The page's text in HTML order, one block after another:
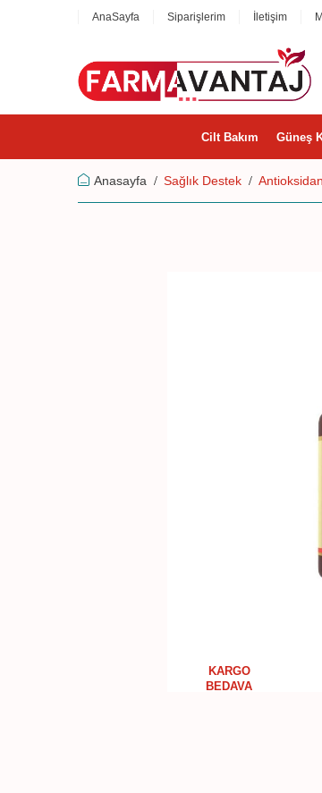
AnaSayfa Siparişlerim İletişim
Cilt Bakım Güneş
Anasayfa Sağlık Destek
KARGO
BEDAVA